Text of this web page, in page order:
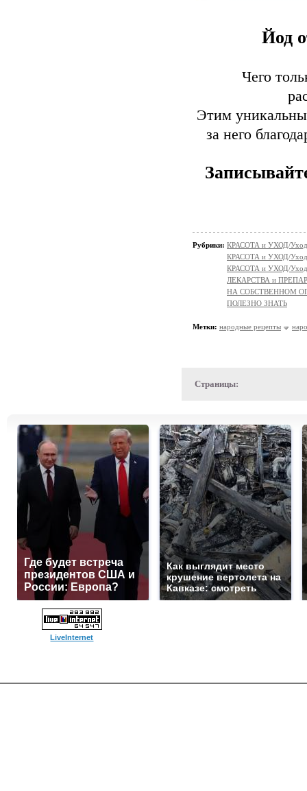
Йод
Чего
Этим
за него
Рубрики: КРАСОТА и УХОД/Уход
КРАСОТА и УХОД/Уход
КРАСОТА и УХОД/Уход
ЛЕКАРСТВА и
НА СОБСТВЕННОМ
ПОЛЕЗНО ЗНАТЬ
Метки: народные рецепты
Страницы:
Где будет встреча
президентов США и
России: Европа?
Как выглядит место
крушение вертолета на
Кавказе: смотреть
LiveInternet